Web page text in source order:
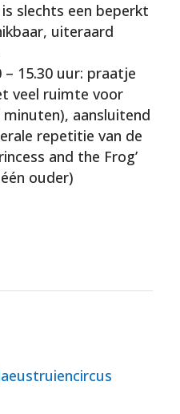
slechts een beperkt
uiteraard
– 15.30 uur: praatje
veel ruimte voor
aansluitend
repetitie van de
and the Frog’
ouder)